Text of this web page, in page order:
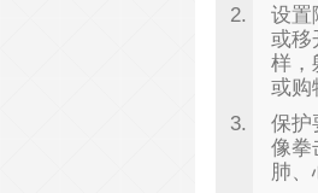
设置
或移
样，
或购
保护
像拳
肺、